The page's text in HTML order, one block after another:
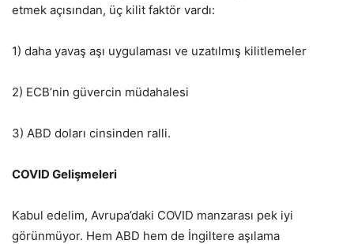
etmek açısından, üç kilit faktör vardı:
1) daha yavaş aşı uygulaması ve uzatılmış kilitlemeler
2) ECB’nin güvercin müdahalesi
3) ABD doları cinsinden ralli.
COVID Gelişmeleri
Kabul edelim, Avrupa’daki COVID manzarası pek iyi
görünmüyor. Hem ABD hem de İngiltere aşılama